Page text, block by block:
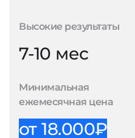
Высокие результаты
7-10 мес
Минимальная
ежемесячная цена
от 18.000₽